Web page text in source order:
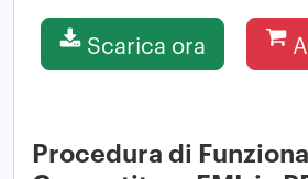
Scarica ora
Procedura di